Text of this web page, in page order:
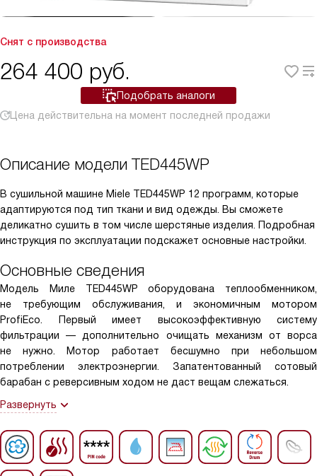
Снят с производства
264 400 руб.
Подобрать аналоги
Цена действительна на момент последней продажи
Описание модели TED445WP
В сушильной машине Miele TED445WP 12 программ, которые
адаптируются под тип ткани и вид одежды. Вы сможете
деликатно сушить в том числе шерстяные изделия. Подробная
инструкция по эксплуатации подскажет основные настройки.
Основные сведения
Модель Миле TED445WP оборудована теплообменником,
не требующим обслуживания, и экономичным мотором
ProfiEco. Первый имеет высокоэффективную систему
фильтрации — дополнительно очищать механизм от ворса
не нужно. Мотор работает бесшумно при небольшом
потреблении электроэнергии. Запатентованный сотовый
барабан с реверсивным ходом не даст вещам слежаться.
Развернуть